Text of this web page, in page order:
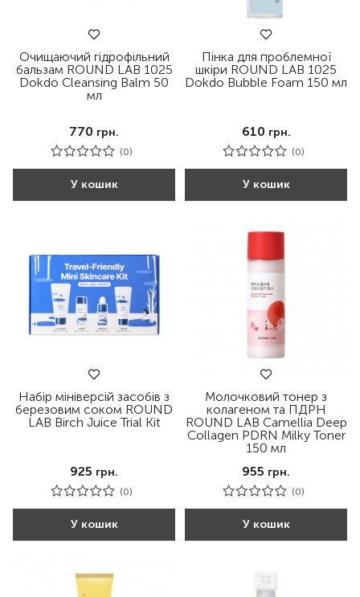
Очищаючий гідрофільний
бальзам ROUND LAB 1025
Dokdo Cleansing Balm 50
мл
770 грн.
(0)
У кошик
Пінка для проблемної
шкіри ROUND LAB 1025
Dokdo Bubble Foam 150 мл
610 грн.
(0)
У кошик
Набір мініверсій засобів з
березовим соком ROUND
LAB Birch Juice Trial Kit
925 грн.
(0)
У кошик
Молочковий тонер з
колагеном та ПДРН
ROUND LAB Camellia Deep
Collagen PDRN Milky Toner
150 мл
955 грн.
(0)
У кошик